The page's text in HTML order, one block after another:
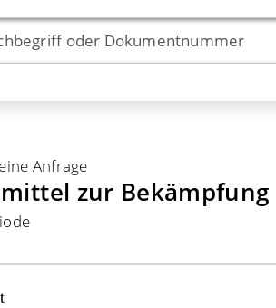
Anfrage
zur